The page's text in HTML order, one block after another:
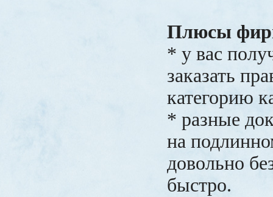
Плюсы
* у вас
заказать
категорию
* разные
на
довольно
быстро.